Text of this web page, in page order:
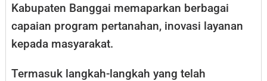
Kabupaten Banggai memaparkan berbagai
capaian program pertanahan, inovasi layanan
kepada masyarakat.
Termasuk langkah-langkah yang telah